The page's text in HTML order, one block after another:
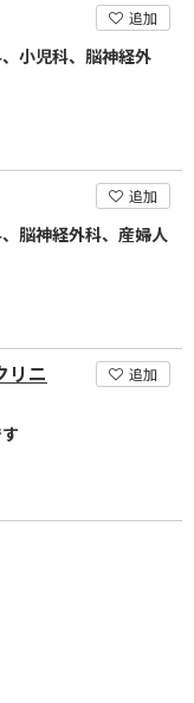
追加
小児科、脳神経外
追加
脳神経外科、産婦人
リニ
追加